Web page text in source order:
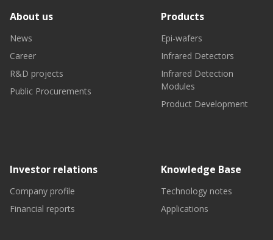
About us
News
Career
R&D projects
Public Procurements
Products
Epi-wafers
Infrared Detectors
Infrared Detection
Modules
Product Development
Investor relations
Company profile
Financial reports
Knowledge Base
Technology notes
Applications